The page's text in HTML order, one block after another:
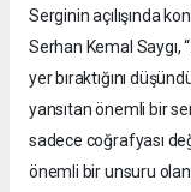
Serginin açılışında
Serhan Kemal Saygı,
yer bıraktığını
yansıtan önemli bir
sadece coğrafyası
önemli bir unsuru